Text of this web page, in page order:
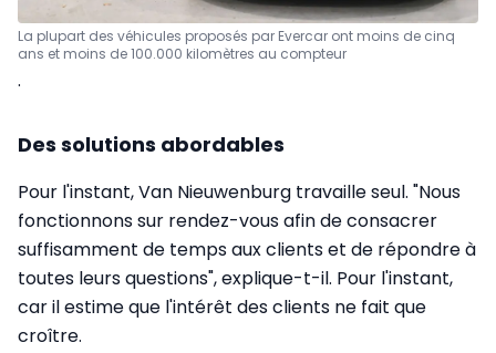
La plupart des véhicules proposés par Evercar ont moins de cinq
ans et moins de 100.000 kilomètres au compteur
.
Des solutions abordables
Pour l'instant, Van Nieuwenburg travaille seul. "Nous
fonctionnons sur rendez-vous afin de consacrer
suffisamment de temps aux clients et de répondre à
toutes leurs questions", explique-t-il. Pour l'instant,
car il estime que l'intérêt des clients ne fait que
croître.